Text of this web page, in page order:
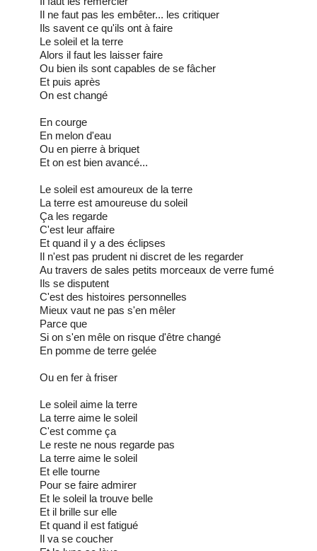
Il ne faut pas les embêter... les critiquer
Ils savent ce qu'ils ont à faire
Le soleil et la terre
Alors il faut les laisser faire
Ou bien ils sont capables de se fâcher
Et puis après
On est changé
En courge
En melon d'eau
Ou en pierre à briquet
Et on est bien avancé...
Le soleil est amoureux de la terre
La terre est amoureuse du soleil
Ça les regarde
C'est leur affaire
Et quand il y a des éclipses
Il n'est pas prudent ni discret de les regarder
Au travers de sales petits morceaux de verre fumé
Ils se disputent
C'est des histoires personnelles
Mieux vaut ne pas s'en mêler
Parce que
Si on s'en mêle on risque d'être changé
En pomme de terre gelée
Ou en fer à friser
Le soleil aime la terre
La terre aime le soleil
C'est comme ça
Le reste ne nous regarde pas
La terre aime le soleil
Et elle tourne
Pour se faire admirer
Et le soleil la trouve belle
Et il brille sur elle
Et quand il est fatigué
Il va se coucher